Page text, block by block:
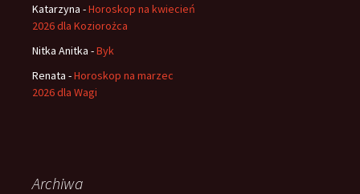
Katarzyna -Horoskop na kwiecień
2026 dla Koziorożca
Nitka Anitka -Byk
Renata -Horoskop na marzec
2026 dla Wagi
Archiwa